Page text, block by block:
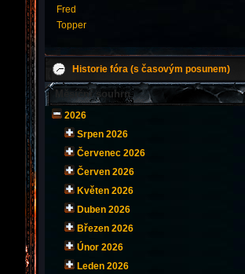
Fred
Topper
Historie fóra (s časovým posunem)
Měsíční souhrn
2026
Srpen 2026
Červenec 2026
Červen 2026
Květen 2026
Duben 2026
Březen 2026
Únor 2026
Leden 2026